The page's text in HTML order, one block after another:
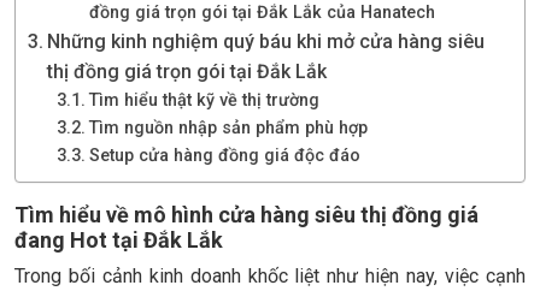
đồng giá trọn gói tại Đắk Lắk của Hanatech
Những kinh nghiệm quý báu khi mở cửa hàng siêu
thị đồng giá trọn gói tại Đắk Lắk
Tìm hiểu thật kỹ về thị trường
Tìm nguồn nhập sản phẩm phù hợp
Setup cửa hàng đồng giá độc đáo
Tìm hiểu về mô hình cửa hàng siêu thị đồng giá
đang Hot tại Đắk Lắk
Trong bối cảnh kinh doanh khốc liệt như hiện nay, việc cạnh